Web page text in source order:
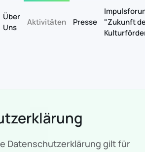
springen
Über
Uns
Aktivitäten Presse
"Zukunft
Datenschutzerklärung gilt für